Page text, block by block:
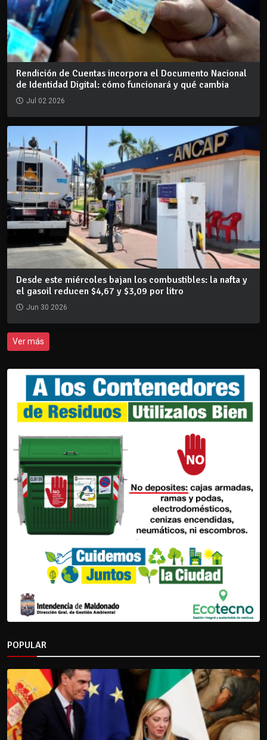
Rendición de Cuentas incorpora el Documento Nacional
de Identidad Digital: cómo funcionará y qué cambia
Jul 02 2026
Desde este miércoles bajan los combustibles: la nafta y
el gasoil reducen $4,67 y $3,09 por litro
Jun 30 2026
Ver más
POPULAR